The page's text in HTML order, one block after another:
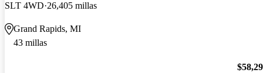
SLT 4WD 26,405 millas
Grand Rapids, MI
43 millas